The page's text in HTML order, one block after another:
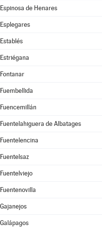
Espinosa de Henares
Esplegares
Establés
Estriégana
Fontanar
Fuembellida
Fuencemillán
Fuentelahiguera de Albatages
Fuentelencina
Fuentelsaz
Fuentelviejo
Fuentenovilla
Gajanejos
Galápagos